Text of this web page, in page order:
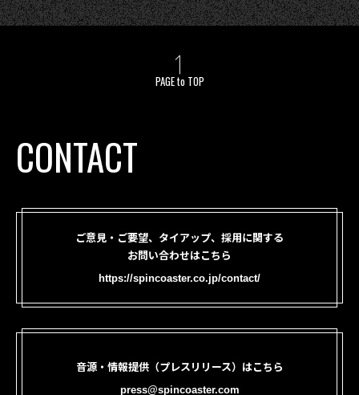
PAGE to TOP
CONTACT
ご意見・ご要望、タイアップ、採用に関する
お問い合わせはこちら
https://spincoaster.co.jp/contact/
音源・情報提供（プレスリリース）はこちら
press@spincoaster.com